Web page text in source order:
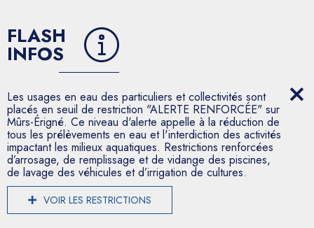
FLASH
INFOS
Les usages en eau des particuliers et collectivités sont
placés en seuil de restriction "ALERTE RENFORCÉE" sur
Mûrs-Érigné. Ce niveau d'alerte appelle à la réduction de
tous les prélèvements en eau et l'interdiction des activités
impactant les milieux aquatiques. Restrictions renforcées
d’arrosage, de remplissage et de vidange des piscines,
de lavage des véhicules et d’irrigation de cultures.
VOIR LES RESTRICTIONS